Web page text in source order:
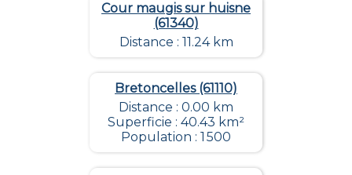
Cour maugis sur huisne
(61340)
Distance : 11.24 km
Bretoncelles (61110)
Distance : 0.00 km
Superficie : 40.43 km²
Population : 1 500